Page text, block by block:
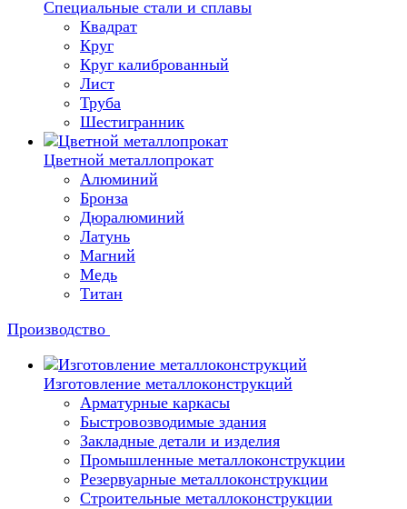
Специальные стали и сплавы
Квадрат
Круг
Круг калиброванный
Лист
Труба
Шестигранник
Цветной металлопрокат
Алюминий
Бронза
Дюралюминий
Латунь
Магний
Медь
Титан
Производство
Изготовление металлоконструкций
Арматурные каркасы
Быстровозводимые здания
Закладные детали и изделия
Промышленные металлоконструкции
Резервуарные металлоконструкции
Строительные металлоконструкции